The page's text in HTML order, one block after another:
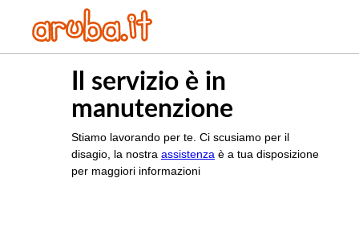
Il servizio è in
manutenzione
Stiamo lavorando per te. Ci scusiamo per il
disagio, la nostra assistenza è a tua disposizione
per maggiori informazioni